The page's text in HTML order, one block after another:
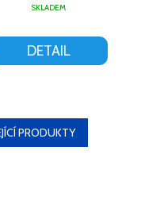
SKLADEM
DETAIL
PRODUKTY